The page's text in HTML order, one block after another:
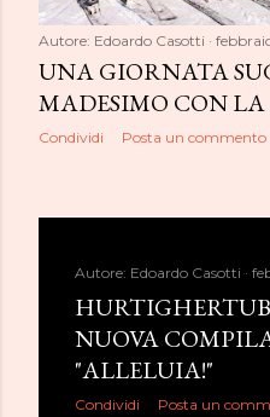
Autore: Edoardo Casotti
UNA GIORNATA
MADESIMO CON
Condividi Posta un commento
Autore: Edoardo Casotti
NUOVA
"ALLELUIA!"
Condividi Posta un